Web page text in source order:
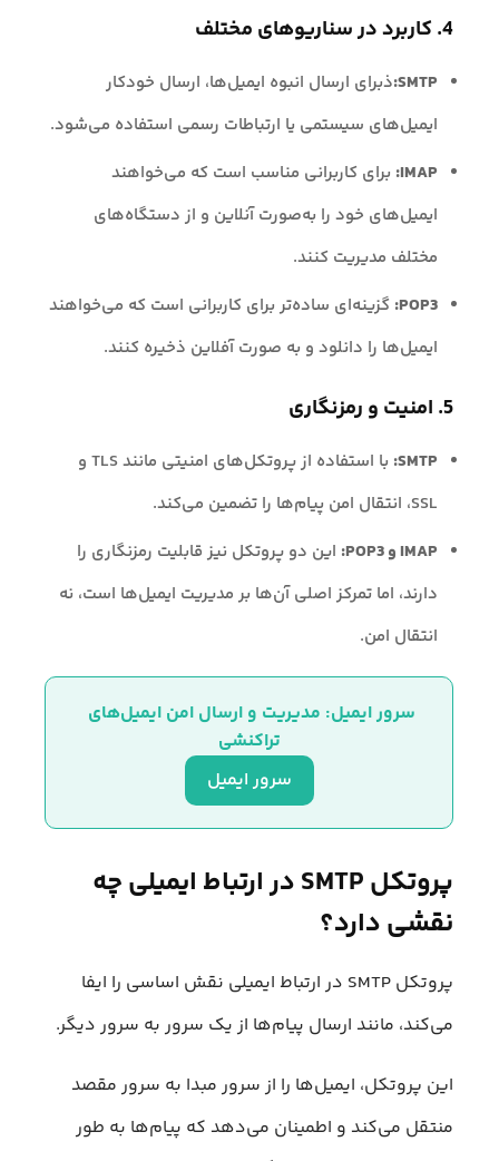
4. کاربرد در سناریوهای مختلف
SMTP: ذبرای ارسال انبوه ایمیل‌ها، ارسال خودکار
ایمیل‌های سیستمی یا ارتباطات رسمی استفاده می‌شود.
IMAP: برای کاربرانی مناسب است که می‌خواهند
ایمیل‌های خود را به‌صورت آنلاین و از دستگاه‌های
مختلف مدیریت کنند.
POP3: گزینه‌ای ساده‌تر برای کاربرانی است که می‌خواهند
ایمیل‌ها را دانلود و به صورت آفلاین ذخیره کنند.
5. امنیت و رمزنگاری
SMTP:
با استفاده از پروتکل‌های امنیتی مانند TLS و
SSL، انتقال امن پیام‌ها را تضمین می‌کند.
IMAP و POP3:
این دو پروتکل نیز قابلیت رمزنگاری را
دارند، اما تمرکز اصلی آن‌ها بر مدیریت ایمیل‌ها است، نه
انتقال امن.
سرور ایمیل: مدیریت و ارسال امن ایمیل‌های
تراکنشی
سرور ایمیل
پروتکل SMTP در ارتباط ایمیلی چه
نقشی دارد؟
پروتکل SMTP در ارتباط ایمیلی نقش اساسی را ایفا
می‌کند، مانند ارسال پیام‌ها از یک سرور به سرور دیگر.
این پروتکل، ایمیل‌ها را از سرور مبدا به سرور مقصد
منتقل می‌کند و اطمینان می‌‌دهد که پیام‌ها به طور